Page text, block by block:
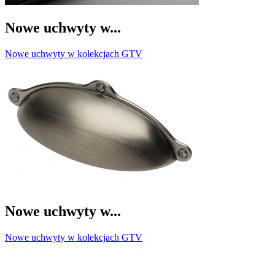
Nowe uchwyty w...
Nowe uchwyty w kolekcjach GTV
Nowe uchwyty w...
Nowe uchwyty w kolekcjach GTV